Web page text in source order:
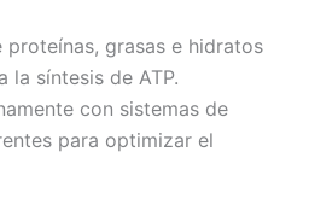
grasas e hidratos
síntesis de ATP.
con sistemas de
para optimizar el